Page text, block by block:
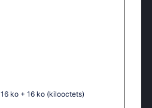
16 ko + 16 ko (kilooctets)